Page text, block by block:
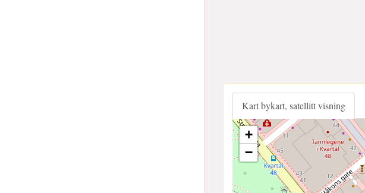
Kart bykart, satellitt visning
+
−